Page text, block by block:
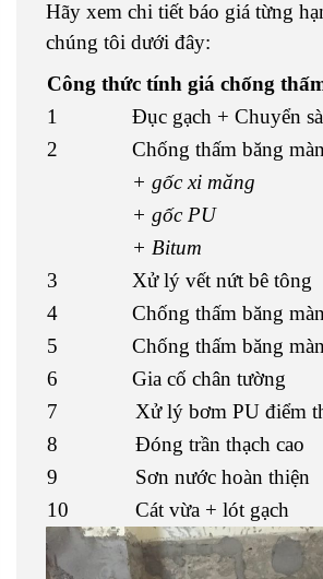
Hãy xem chi tiết báo giá từng
chúng tôi dưới đây:
Công thức tính giá chống
1
Đục gạch + Chuyển
2
Chống thấm băng
+ gốc xi măng
+ gốc PU
+ Bitum
3
Xử lý vết nứt bê tông
4
Chống thấm băng
5
Chống thấm băng
6
Gia cố chân tường
7
Xử lý bơm PU điểm
8
Đóng trần thạch cao
9
Sơn nước hoàn thiện
10
Cát vừa + lót gạch